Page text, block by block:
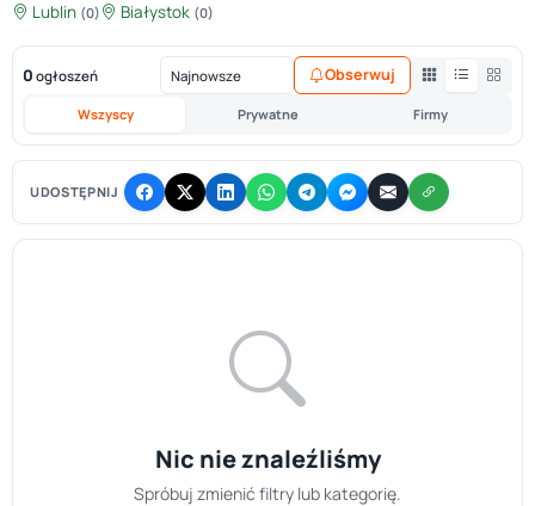
Lublin (0) Białystok (0)
0 ogłoszeń
Wszyscy Prywatne Firmy
Obserwuj
UDOSTĘPNIJ
Nic nie znaleźliśmy
Spróbuj zmienić filtry lub kategorię.